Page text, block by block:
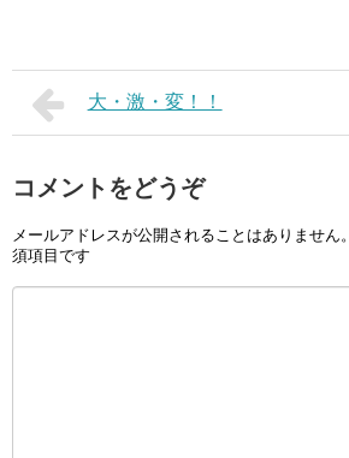
大・激・変！！
コメントをどうぞ
メールアドレスが公開されることはありません。
須項目です